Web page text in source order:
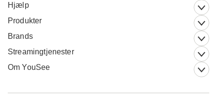
Hjælp
Produkter
Brands
Streamingtjenester
Om YouSee